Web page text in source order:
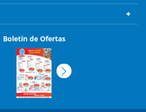
Boletín de Ofertas